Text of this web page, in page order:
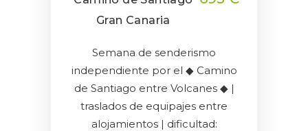
Gran Canaria
Semana de senderismo
independiente por el ◆ Camino
de Santiago entre Volcanes ◆ |
traslados de equipajes entre
alojamientos | dificultad: